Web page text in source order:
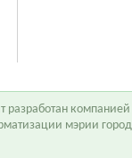
разработан компанией
мэрии